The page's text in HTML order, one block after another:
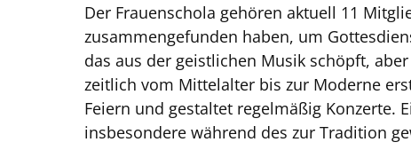
Der Frauenschola gehören aktuell 11
zusammengefunden haben, um
das aus der geistlichen Musik schöpft,
zeitlich vom Mittelalter bis zur Moderne
Feiern und gestaltet regelmäßig
insbesondere während des zur Tradition